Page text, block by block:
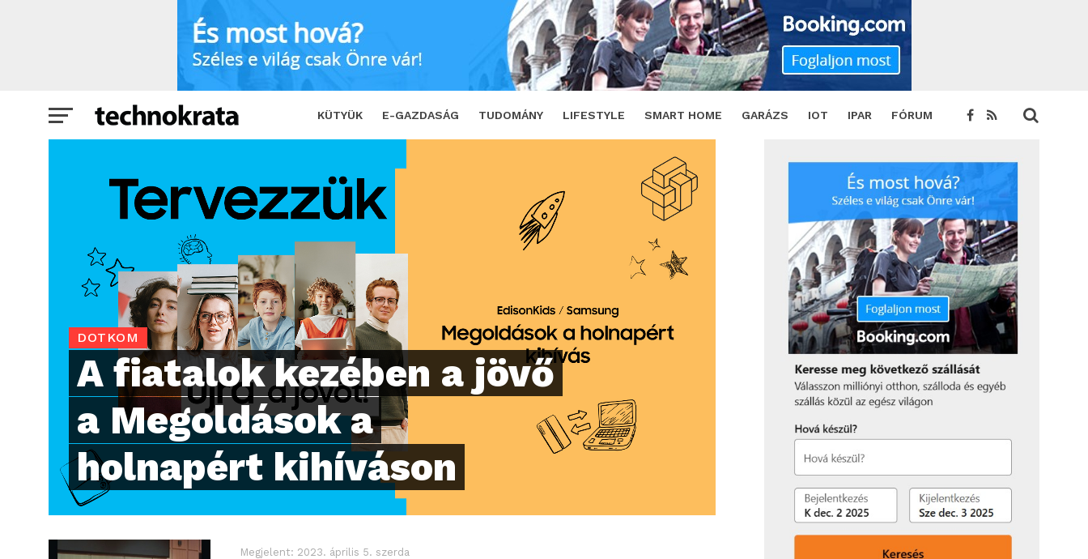
KÜTYÜK E-GAZDASÁG TUDOMÁNY LIFESTYLE SMART HOME GARÁZS IOT IPAR FÓRUM
A fiatalok kezében a jövő a Megoldások a holnapért kihíváson SHARE TWEET
DOTKOM
A fiatalok kezében a jövő
a Megoldások a
holnapért kihíváson
Megjelent: 2023. április 5. szerda